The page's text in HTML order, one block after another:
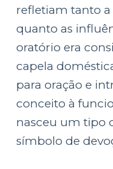
refletiam tanto a
quanto as
oratório era
capela
para oração e
conceito à
nasceu um tipo
símbolo de